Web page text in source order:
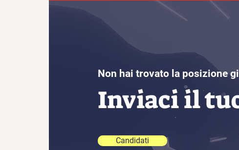
Non hai trovato la posizione
Inviaci il
Candidati